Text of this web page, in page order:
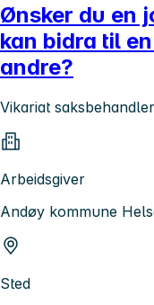
Ønsker du en
kan bidra til
andre?
Vikariat
Arbeidsgiver
Andøy kommune
Sted